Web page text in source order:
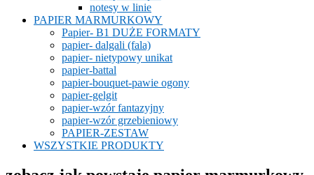
notesy w linie
PAPIER MARMURKOWY
Papier- B1 DUŻE FORMATY
papier- dalgali (fala)
papier- nietypowy unikat
papier-battal
papier-bouquet-pawie ogony
papier-gelgit
papier-wzór fantazyjny
papier-wzór grzebieniowy
PAPIER-ZESTAW
WSZYSTKIE PRODUKTY